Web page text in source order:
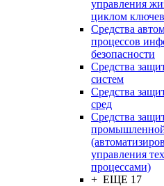
управления
циклом
Средства
процессов
безопасности
Средства
систем
Средства
сред
Средства
управления
процессами)
+ ЕЩЕ 17